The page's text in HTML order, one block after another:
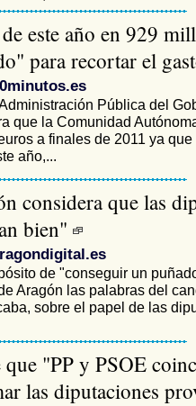
este año en 929
para recortar el
Pública del
que la Comunidad
a finales de 2011 ya
año,...
considera que las
bien"
de "conseguir un
Aragón las palabras del
sobre el papel de las
"PP y PSOE
las diputaciones